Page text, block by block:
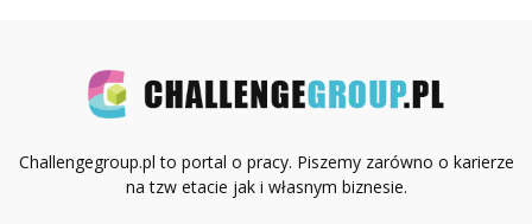
Challengegroup.pl to portal o pracy. Piszemy zarówno o karierze
na tzw etacie jak i własnym biznesie.